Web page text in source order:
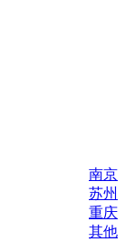
南京
苏州
重庆
其他